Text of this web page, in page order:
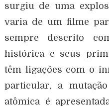
surgiu de uma
varia de um filme
sempre descrito
histórica e seus
têm ligações com o
particular, a
atômica é